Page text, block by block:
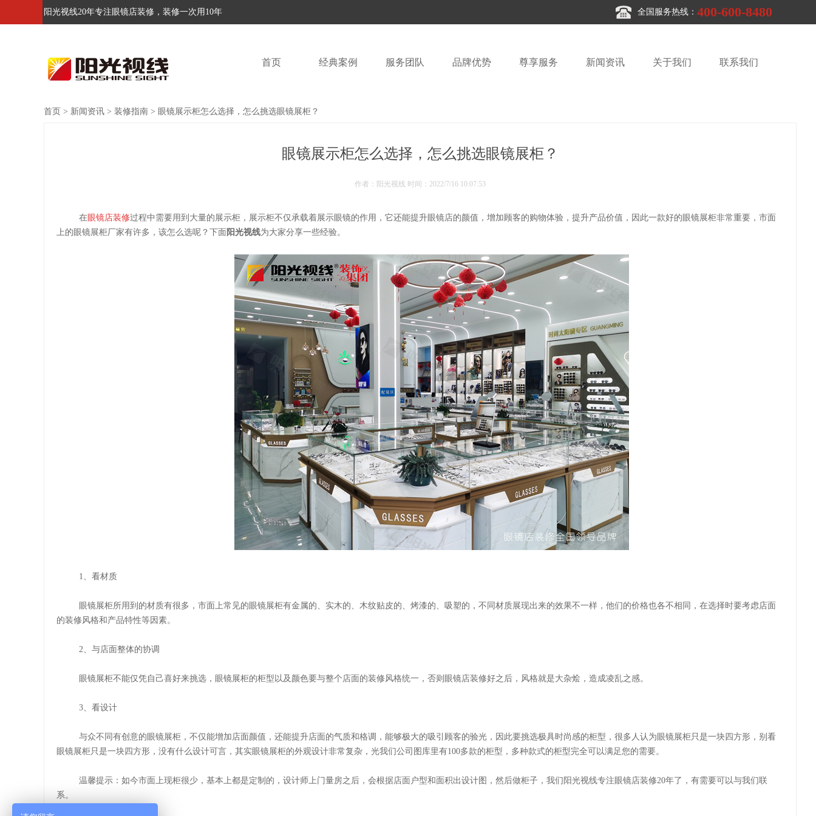
阳光视线20年专注眼镜店装修，装修一次用10年 全国服务热线： 400-600-8480
首页 经典案例 服务团队 品牌优势 尊享服务 新闻资讯 关于我们 联系我们
首页 > 新闻资讯 > 装修指南 > 眼镜展示柜怎么选择，怎么挑选眼镜展柜？
眼镜展示柜怎么选择，怎么挑选眼镜展柜？
作者：阳光视线 时间： 2022/7/16 10:07:53
在眼镜店装修过程中需要用到大量的展示柜，展示柜不仅承载着展示眼镜的作用，它还能提升眼镜店的颜值，增加顾客的购物体验，提升产品价值，因此一款好的眼镜展柜非常重要，市面
上的眼镜展柜厂家有许多，该怎么选呢？下面 阳光视线为大家分享一些经验。
1、看材质
眼镜展柜所用到的材质有很多，市面上常见的眼镜展柜有金属的、实木的、木纹贴皮的、烤漆的、吸塑的，不同材质展现出来的效果不一样，他们的价格也各不相同，在选择时要考虑店面
的装修风格和产品特性等因素。
2、与店面整体的协调
眼镜展柜不能仅凭自己喜好来挑选，眼镜展柜的柜型以及颜色要与整个店面的装修风格统一，否则眼镜店装修好之后，风格就是大杂烩，造成凌乱之感。
3、看设计
与众不同有创意的 眼镜展柜，不仅能增加店面颜值，还能提升店面的气质和格调，能够极大的吸引顾客的验光，因此要挑选极具时尚感的柜型，很多人认为眼镜展柜只是一块四方形，别看
眼镜展柜只是一块四方形，没有什么设计可言，其实眼镜展柜的外观设计非常复杂，光我们公司图库里有100多款的柜型，多种款式的柜型完全可以满足您的需要。
温馨提示：如今市面上现柜很少，基本上都是定制的，设计师上门量房之后，会根据店面户型和面积出设计图，然后做柜子，我们阳光视线专注眼镜店装修20年了，有需要可以与我们联
系。